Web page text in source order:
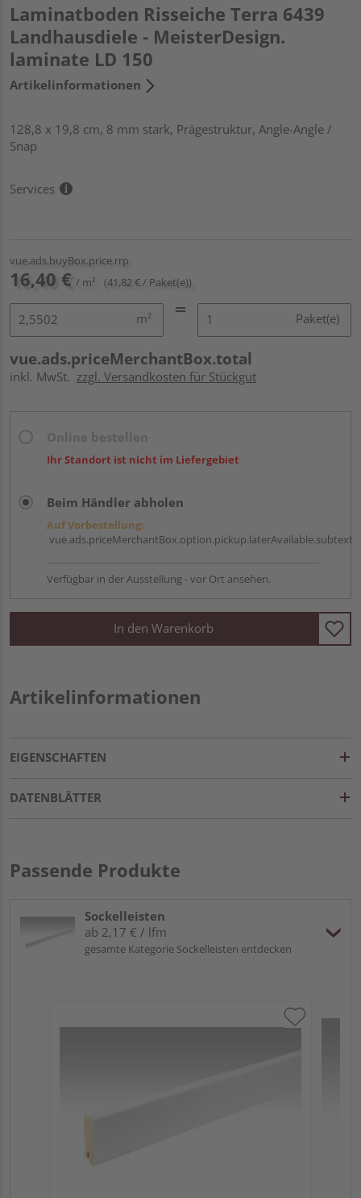
Laminatboden Risseiche Terra 6439
Landhausdiele - MeisterDesign.
laminate LD 150
Artikelinformationen
128,8 x 19,8 cm, 8 mm stark, Prägestruktur, Angle-Angle /
Snap
Services
vue.ads.buyBox.price.rrp
16,40 € / m² (41,82 € / Paket(e))
m² Paket(e)
vue.ads.priceMerchantBox.total
inkl. MwSt. zzgl. Versandkosten für Stückgut
Ihr Standort ist nicht im Liefergebiet
Beim Händler abholen
Auf Vorbestellung:
vue.ads.priceMerchantBox.option.pickup.laterAvailable.subtext
Verfügbar in der Ausstellung - vor Ort ansehen.
In den Warenkorb
Artikelinformationen
EIGENSCHAFTEN
DATENBLÄTTER
Passende Produkte
Sockelleisten
ab 2,17 € / lfm
gesamte Kategorie Sockelleisten entdecken